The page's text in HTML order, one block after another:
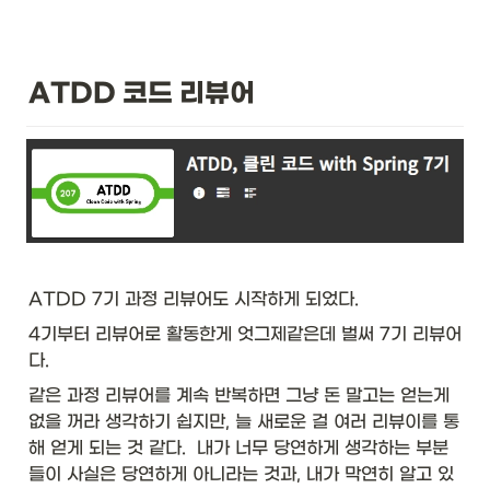
ATDD 코드 리뷰어
ATDD 7기 과정 리뷰어도 시작하게 되었다.
4기부터 리뷰어로 활동한게 엇그제같은데 벌써 7기 리뷰어
다.
같은 과정 리뷰어를 계속 반복하면 그냥 돈 말고는 얻는게
없을 꺼라 생각하기 쉽지만, 늘 새로운 걸 여러 리뷰이를 통
해 얻게 되는 것 같다.  내가 너무 당연하게 생각하는 부분
들이 사실은 당연하게 아니라는 것과, 내가 막연히 알고 있